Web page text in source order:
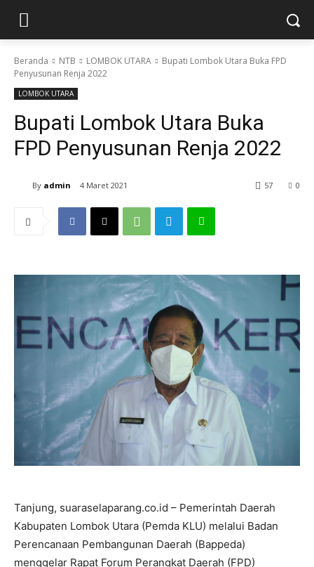
Beranda NTB LOMBOK UTARA
Bupati Lombok Utara Buka FPD
Penyusunan Renja 2022
LOMBOK UTARA
Bupati Lombok Utara Buka
FPD Penyusunan Renja 2022
By admin 4 Maret 2021 0
57
Tanjung, suaraselaparang.co.id – Pemerintah Daerah
Kabupaten Lombok Utara (Pemda KLU) melalui Badan
Perencanaan Pembangunan Daerah (Bappeda)
menggelar Rapat Forum Perangkat Daerah (FPD)